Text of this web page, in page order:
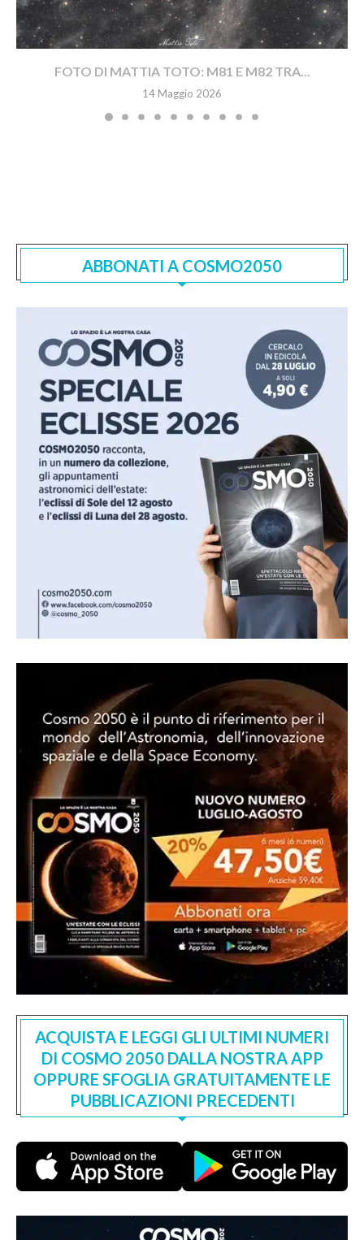
FOTO DI MATTIA TOTO: M81 E M82 TRA...
14 Maggio 2026
ABBONATI A COSMO2050
ACQUISTA E LEGGI GLI ULTIMI NUMERI
DI COSMO 2050 DALLA NOSTRA APP
OPPURE SFOGLIA GRATUITAMENTE LE
PUBBLICAZIONI PRECEDENTI